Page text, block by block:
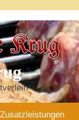
Zusatzleistungen